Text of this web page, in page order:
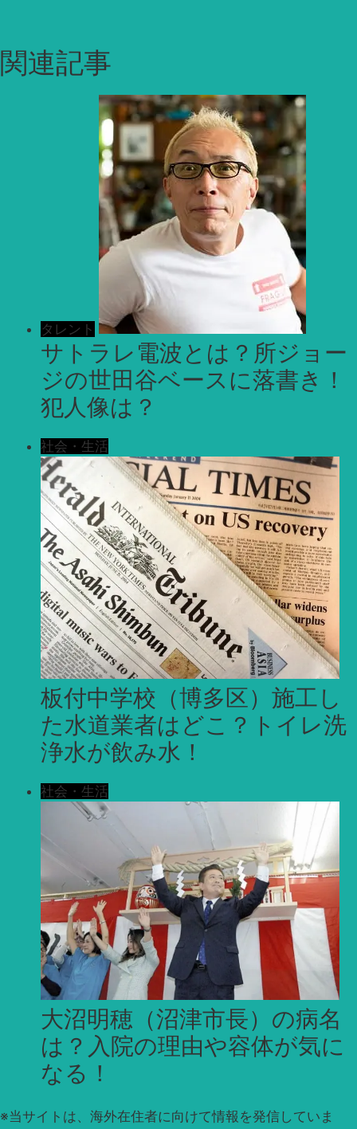
関連記事
タレント
サトラレ電波とは？所ジョー
ジの世田谷ベースに落書き！
犯人像は？
社会・生活
板付中学校（博多区）施工し
た水道業者はどこ？トイレ洗
浄水が飲み水！
社会・生活
大沼明穂（沼津市長）の病名
は？入院の理由や容体が気に
なる！
※当サイトは、海外在住者に向けて情報を発信していま